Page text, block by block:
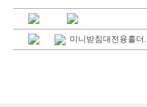
미니받침대전용홀